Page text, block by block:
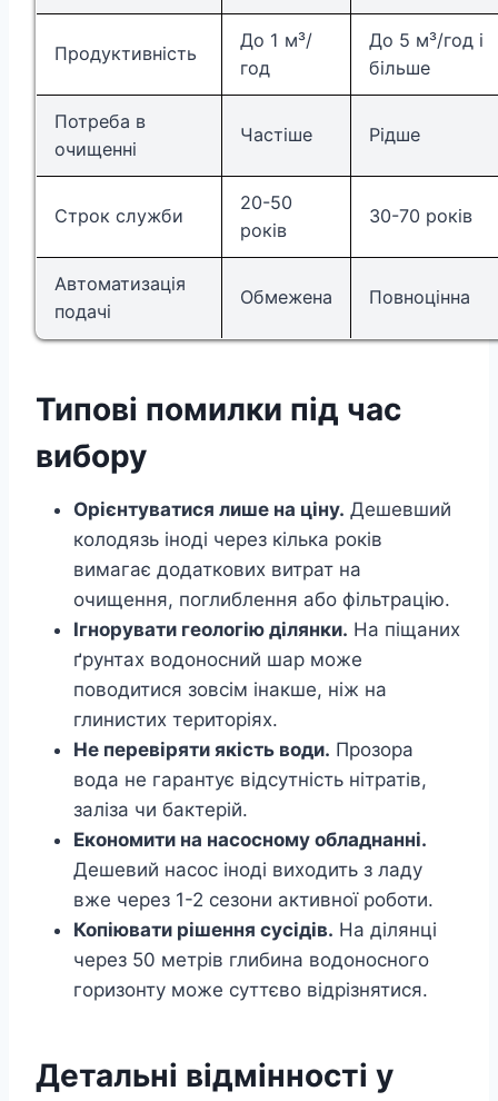
Продуктивність
До 1 м³/
год
До 5 м³/год і
більше
Потреба в
очищенні
Частіше Рідше
Строк служби
20-50
років
30-70 років
Автоматизація
подачі
Обмежена Повноцінна
Типові помилки під час
вибору
Орієнтуватися лише на ціну. Дешевший
колодязь іноді через кілька років
вимагає додаткових витрат на
очищення, поглиблення або фільтрацію.
Ігнорувати геологію ділянки. На піщаних
ґрунтах водоносний шар може
поводитися зовсім інакше, ніж на
глинистих територіях.
Не перевіряти якість води. Прозора
вода не гарантує відсутність нітратів,
заліза чи бактерій.
Економити на насосному обладнанні.
Дешевий насос іноді виходить з ладу
вже через 1-2 сезони активної роботи.
Копіювати рішення сусідів. На ділянці
через 50 метрів глибина водоносного
горизонту може суттєво відрізнятися.
Детальні відмінності у